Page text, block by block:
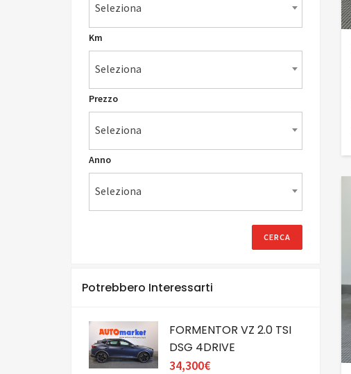
Seleziona
Km
Seleziona
Prezzo
Seleziona
Anno
Seleziona
Potrebbero Interessarti
FORMENTOR VZ 2.0 TSI
DSG 4DRIVE
34,300€